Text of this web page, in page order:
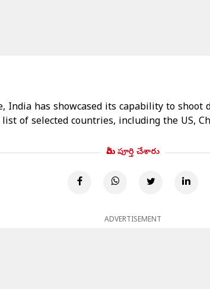
India has showcased its capability to
of selected countries, including the US,
మీరు పూర్తి చేశారు
ADVERTISEMENT